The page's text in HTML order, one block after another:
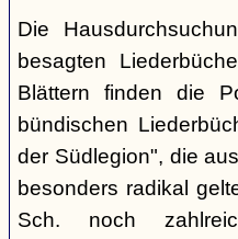
Die
besagten
Blättern finden die
bündischen
der Südlegion", die
besonders radikal
Sch. noch